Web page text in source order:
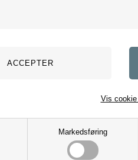
Markedsføring
Vis cookie
omk. tilægges Evt.